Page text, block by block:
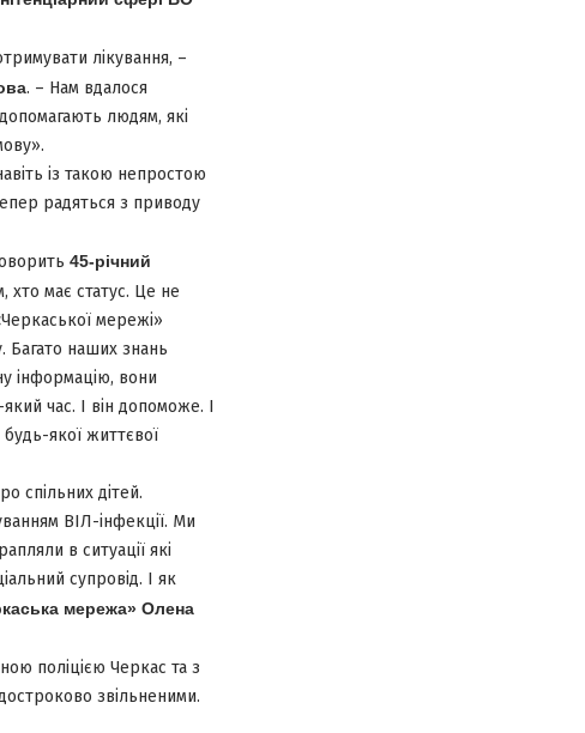
лікування, –
. – Нам вдалося
людям, які
із такою непростою
радяться з приводу
45-річний
хто має статус. Це не
мережі»
Багато наших знань
інформацію, вони
час. І він допоможе. І
якої життєвої
спільних дітей.
ВІЛ-інфекції. Ми
в ситуації які
супровід. І як
мережа» Олена
поліцією Черкас та з
звільненими.